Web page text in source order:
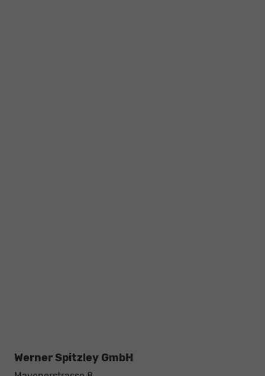
Werner Spitzley GmbH